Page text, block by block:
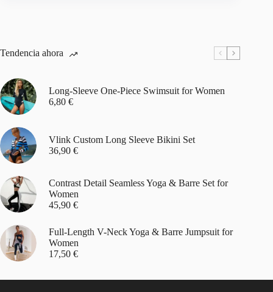
the
Tendencia ahora
Long-Sleeve One-Piece Swimsuit for Women
6,80 €
Vlink Custom Long Sleeve Bikini Set
36,90 €
Contrast Detail Seamless Yoga & Barre Set for
Women
45,90 €
Full-Length V-Neck Yoga & Barre Jumpsuit for
Women
17,50 €